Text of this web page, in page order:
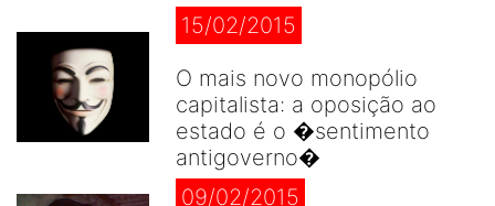
15/02/2015
O mais novo monopólio
capitalista: a oposição ao
estado é o �sentimento
antigoverno�
09/02/2015